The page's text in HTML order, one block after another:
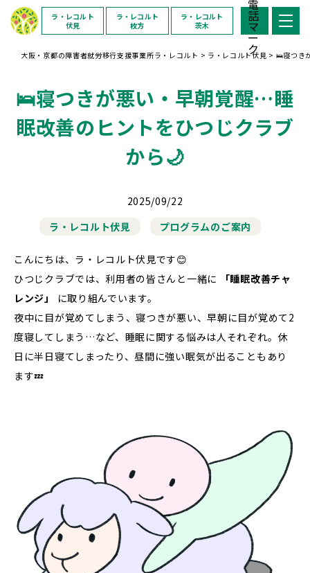
ラ・レコルト
伏見
ラ・レコルト
枚方
ラ・レコルト
茨木
大阪・京都の障害者就労移行支援事業所ラ・レコルト > ラ・レコルト伏見 > 🛌寝つき
🛌寝つきが悪い・早朝覚醒…睡
眠改善のヒントをひつじクラブ
から🌙
2025/09/22
ラ・レコルト伏見
プログラムのご案内
こんにちは、ラ・レコルト伏見です😊
ひつじクラブでは、利用者の皆さんと一緒に
「睡眠改善チャ
レンジ」
に取り組んでいます。
夜中に目が覚めてしまう、寝つきが悪い、早朝に目が覚めて2
度寝してしまう…など、睡眠に関する悩みは人それぞれ。休
日に半日寝てしまったり、昼間に強い眠気が出ることもあり
ます💤